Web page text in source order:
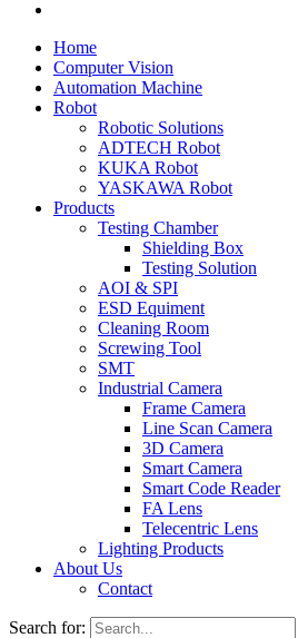
Home
Computer Vision
Automation Machine
Robot
Robotic Solutions
ADTECH Robot
KUKA Robot
YASKAWA Robot
Products
Testing Chamber
Shielding Box
Testing Solution
AOI & SPI
ESD Equiment
Cleaning Room
Screwing Tool
SMT
Industrial Camera
Frame Camera
Line Scan Camera
3D Camera
Smart Camera
Smart Code Reader
FA Lens
Telecentric Lens
Lighting Products
About Us
Contact
Search for: